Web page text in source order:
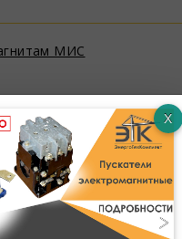
МИС